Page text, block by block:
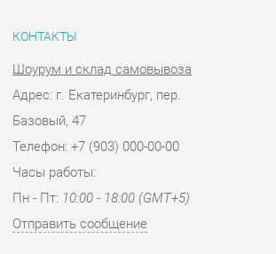
Пн - Пт:10:00 - 18:00 (GMT+5)
Отправить сообщение